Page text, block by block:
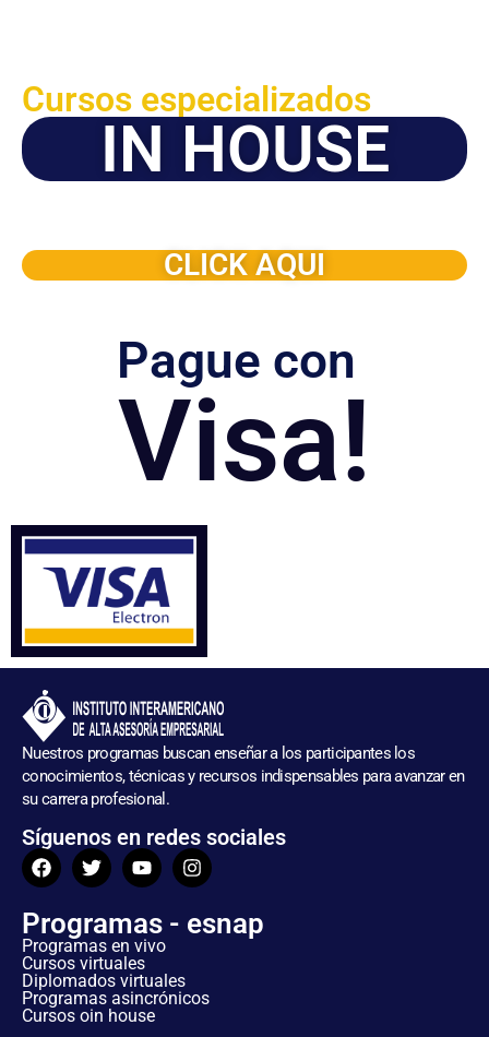
Cursos especializados
IN HOUSE
CLICK AQUI
Pague con
Visa!
Nuestros programas buscan enseñar a los participantes los
conocimientos, técnicas y recursos indispensables para avanzar en
su carrera profesional.
Síguenos en redes sociales
Programas - esnap
Programas en vivo
Cursos virtuales
Diplomados virtuales
Programas asincrónicos
Cursos oin house